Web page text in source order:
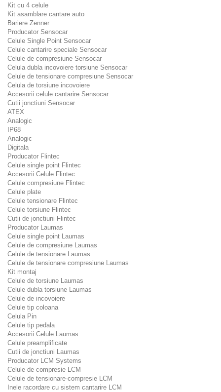
Kit cu 4 celule
Kit asamblare cantare auto
Bariere Zenner
Producator Sensocar
Celule Single Point Sensocar
Celule cantarire speciale Sensocar
Celule de compresiune Sensocar
Celula dubla incovoiere torsiune Sensocar
Celule de tensionare compresiune Sensocar
Celula de torsiune incovoiere
Accesorii celule cantarire Sensocar
Cutii jonctiuni Sensocar
ATEX
Analogic
IP68
Analogic
Digitala
Producator Flintec
Celule single point Flintec
Accesorii Celule Flintec
Celule compresiune Flintec
Celule plate
Celule tensionare Flintec
Celule torsiune Flintec
Cutii de jonctiuni Flintec
Producator Laumas
Celule single point Laumas
Celule de compresiune Laumas
Celule de tensionare Laumas
Celule de tensionare compresiune Laumas
Kit montaj
Celule de torsiune Laumas
Celule dubla torsiune Laumas
Celule de incovoiere
Celule tip coloana
Celula Pin
Celule tip pedala
Accesorii Celule Laumas
Celule preamplificate
Cutii de jonctiuni Laumas
Producator LCM Systems
Celule de compresie LCM
Celule de tensionare-compresie LCM
Inele racordare cu sistem cantarire LCM